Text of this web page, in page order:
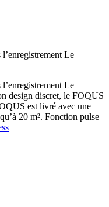
Le
Le
design discret, le FOQUS
est livré avec une
20 m². Fonction pulse